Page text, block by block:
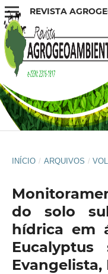
REVISTA
INÍCIO / ARQUIVOS /
do solo
hídrica em
Evangelista,